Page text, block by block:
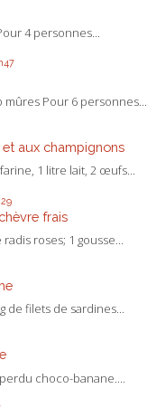
4 personnes...
Pour 6 personnes...
aux champignons
1 litre lait, 2 œufs...
frais
roses; 1 gousse...
de filets de sardines...
choco-banane....